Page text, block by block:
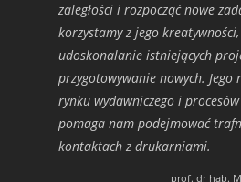
zaległości i rozpocząć nowe
korzystamy z jego
udoskonalanie istniejących
przygotowywanie nowych. Jego
rynku wydawniczego i
pomaga nam podejmować
kontaktach z drukarniami.
prof. dr hab.